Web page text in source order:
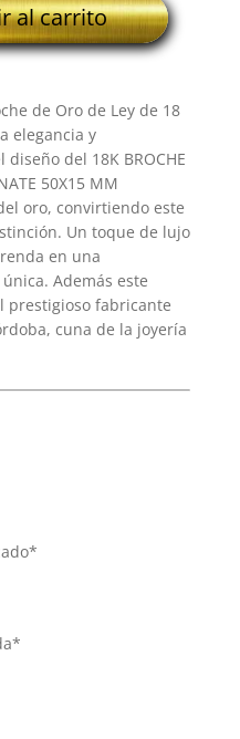
al carrito
de Oro de Ley de 18
elegancia y
del 18K BROCHE
50X15 MM
oro, convirtiendo este
Un toque de lujo
en una
Además este
prestigioso fabricante
cuna de la joyería